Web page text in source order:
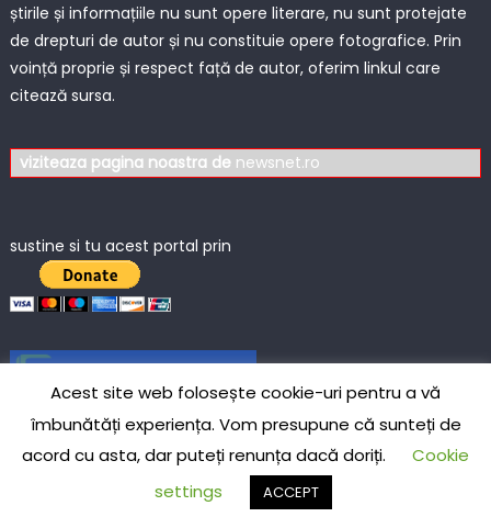
știrile și informațiile nu sunt opere literare, nu sunt protejate
de drepturi de autor și nu constituie opere fotografice. Prin
voință proprie și respect față de autor, oferim linkul care
citează sursa.
viziteaza pagina noastra de newsnet.ro
sustine si tu acest portal prin
Mazowieckieviewed "Arhive Breaking
News - Ziar de Stiri"5 mins ago
A visitor fromWarsaw,
1 hr 6 mins ago
Acest site web folosește cookie-uri pentru a vă
îmbunătăți experiența. Vom presupune că sunteți de
acord cu asta, dar puteți renunța dacă doriți.
Cookie
settings
ACCEPT